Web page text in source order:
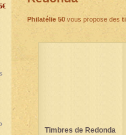
Philatélie 50 vous propose des
Timbres de Redonda